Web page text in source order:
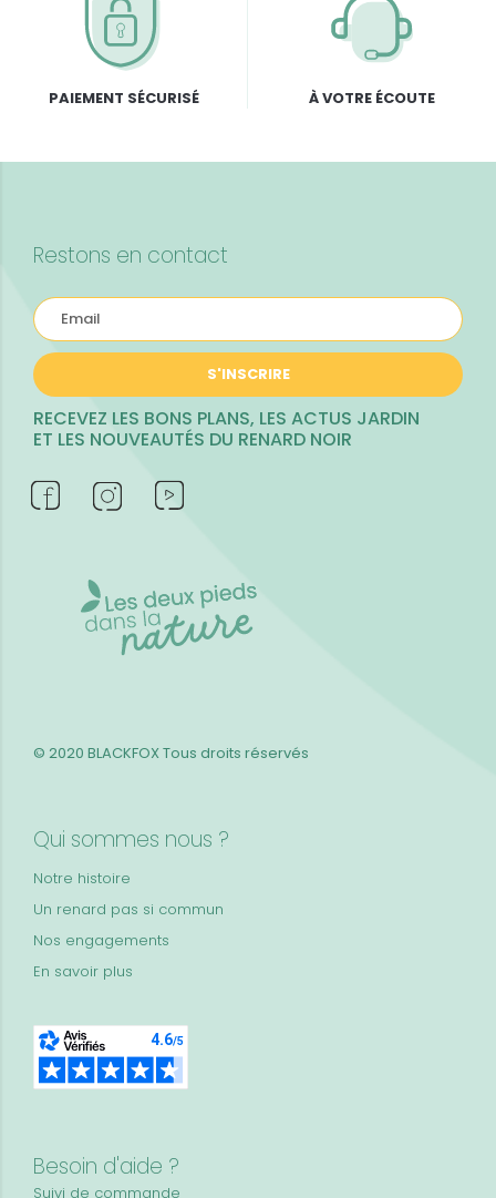
PAIEMENT SÉCURISÉ À VOTRE ÉCOUTE
Restons en contact
S'INSCRIRE
RECEVEZ LES BONS PLANS, LES ACTUS JARDIN
ET LES NOUVEAUTÉS DU RENARD NOIR
Qui sommes nous ?
Notre histoire
Un renard pas si commun
Nos engagements
En savoir plus
Besoin d'aide ?
Suivi de commande
© 2020 BLACKFOXTous droits réservés